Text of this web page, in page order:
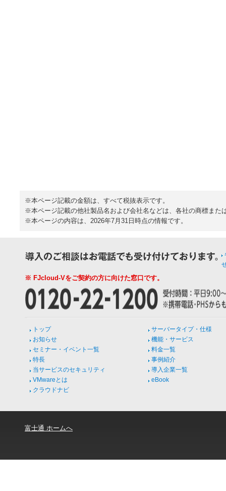
※本ページ記載の金額は、すべて税抜表示です。
※本ページ記載の他社製品名および会社名などは、各社の商標また
※本ページの内容は、2026年7月31日時点の情報です。
※ FJcloud-Vをご契約の方に向けた窓口です。
トップ
お知らせ
セミナー・イベント一覧
特長
当サービスのセキュリティ
VMwareとは
クラウドナビ
サーバータイプ・仕様
機能・サービス
料金一覧
事例紹介
導入企業一覧
eBook
富士通 ホームへ